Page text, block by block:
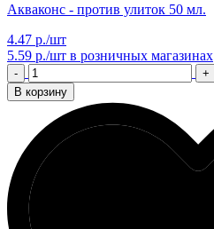
Акваконс - против улиток 50 мл.
4.47 р./шт
5.59 р./шт в розничных магазинах
-
+
В корзину